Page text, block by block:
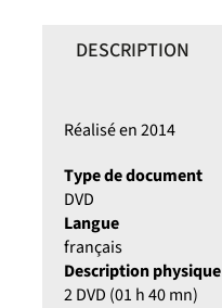
DESCRIPTION
Réalisé en 2014
Type de document
DVD
Langue
français
Description physique
2 DVD (01 h 40 mn)